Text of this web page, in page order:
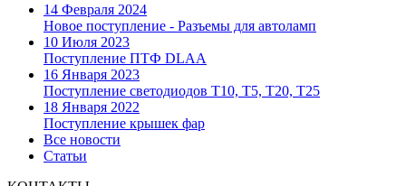
14 Февраля 2024
Новое поступление - Разъемы для автоламп
10 Июля 2023
Поступление ПТФ DLAA
16 Января 2023
Поступление светодиодов T10, T5, T20, T25
18 Января 2022
Поступление крышек фар
Все новости
Статьи